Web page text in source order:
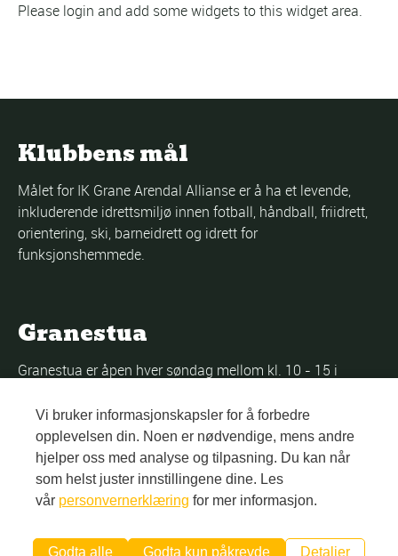
Please login and add some widgets to this widget area.
Klubbens mål
Målet for IK Grane Arendal Allianse er å ha et levende,
inkluderende idrettsmiljø innen fotball, håndball, friidrett,
orientering, ski, barneidrett og idrett for
funksjonshemmede.
Granestua
Granestua er åpen hver søndag mellom kl. 10 - 15 i
kaffe og mineralvann foran peisen eller ute på en solfylt
terrasse med flott utsikt utover Kalstadtjenna.
Webdesign CCBERLI
Vi bruker informasjonskapsler for å forbedre
opplevelsen din. Noen er nødvendige, mens andre
hjelper oss med analyse og tilpasning. Du kan når
som helst juster innstillingene dine. Les
vår personvernerklæring for mer informasjon.
Godta alle Godta kun påkrevde Detaljer